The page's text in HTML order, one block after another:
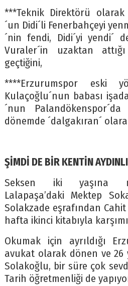
***Teknik Direktörü olarak
´un Didi´li Fenerbahçeyi
´nin fendi, Didi´yi yendi´
Vuraler´in uzaktan
geçtiğini,
****Erzurumspor eski
Kulaçoğlu´nun babası
´nun
dönemde ´dalgakıran´
ŞİMDİ DE BİR KENTİN
Seksen iki yaşına
Lalapaşa’daki Mektep
Solakzade eşrafından
hafta ikinci kitabıyla
Okumak için ayrıldığı
avukat olarak dönen ve 26
Solakoğlu, bir süre çok
Tarih öğretmenliği de